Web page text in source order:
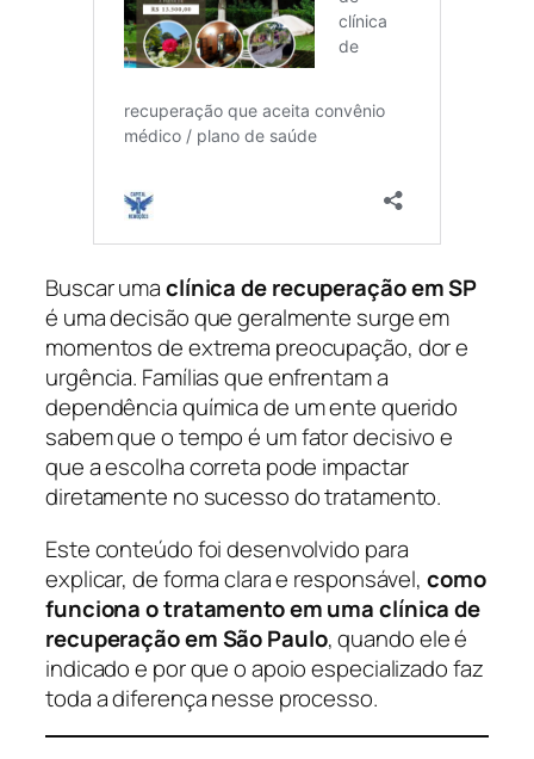
Buscar umaclínica de recuperação em SP
é uma decisão que geralmente surge em
momentos de extrema preocupação, dor e
urgência. Famílias que enfrentam a
dependência química de um ente querido
sabem que o tempo é um fator decisivo e
que a escolha correta pode impactar
diretamente no sucesso do tratamento.
Este conteúdo foi desenvolvido para
explicar, de forma clara e responsável, como
funciona o tratamento em uma clínica de
recuperação em São Paulo, quando ele é
indicado e por que o apoio especializado faz
toda a diferença nesse processo.